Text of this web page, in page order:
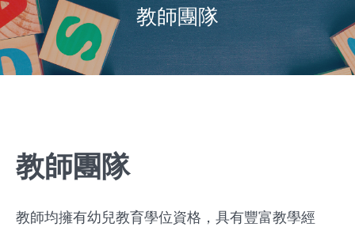
教師團隊
教師團隊
教師均擁有幼兒教育學位資格，具有豐富教學經